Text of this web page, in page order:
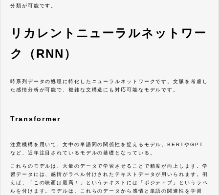
分類が可能です。
リカレントニューラルネットワー
ク（RNN）
時系列データの処理に特化したニューラルネットワークです。文脈を考慮し
た感情分析が可能で、複雑な文構造にも対応可能なモデルです。
Transformer
注意機構を用いて、文中の単語間の関係性を捉えるモデル。BERTやGPT
など、近年注目されているモデルの基礎となっている。
これらのモデルは、大量のデータで学習させることで精度が向上します。学
習データには、感情がラベル付けされたテキストデータが用いられます。例
えば、「この映画は最高！」というテキストには「ポジティブ」というラベ
ルを付けます。モデルは、これらのデータから感情と単語の関連性を学習